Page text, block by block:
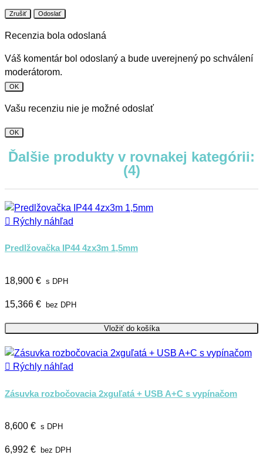
Zrušiť Odoslať
Recenzia bola odoslaná
Váš komentár bol odoslaný a bude uverejnený po schválení
moderátorom.
OK
Vašu recenziu nie je možné odoslať
OK
Ďalšie produkty v rovnakej kategórii:
(4)
 Rýchly náhľad
Predlžovačka IP44 4zx3m 1,5mm
18,900 € s DPH
15,366 € bez DPH
Vložiť do košíka
 Rýchly náhľad
Zásuvka rozbočovacia 2xguľatá + USB A+C s vypínačom
8,600 € s DPH
6,992 € bez DPH